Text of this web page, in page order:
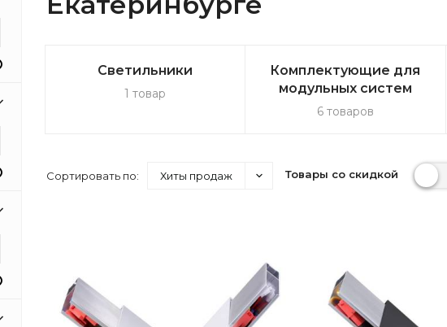
Светильники
1 товар
Комплектующие для
модульных систем
6 товаров
Сортировать по: Хиты продаж Товары со скидкой